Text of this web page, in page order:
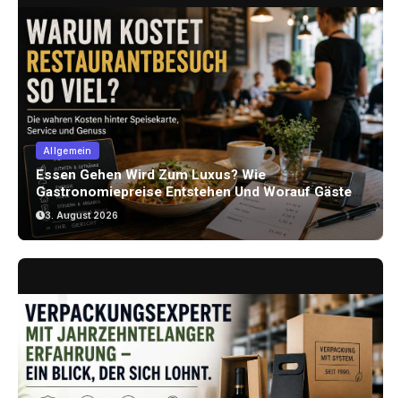
Allgemein
Essen Gehen Wird Zum Luxus? Wie
Gastronomiepreise Entstehen Und Worauf Gäste
Achten Können
3. August 2026